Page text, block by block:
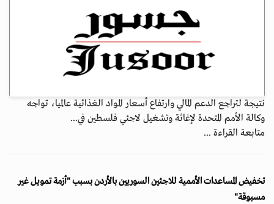
نتيجة لتراجع الدعم المالي وارتفاع أسعار المواد الغذائية عالميا، تواجه
وكالة الأمم المتحدة لإغاثة وتشغيل لاجئي فلسطين في...
متابعة القراءة ...
تخفيض المساعدات الأممية للاجئين السوريين بالأردن بسبب "أزمة تمويل غير
مسبوقة"